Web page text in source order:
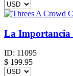
La Importancia
ID: 11095
$ 199.95